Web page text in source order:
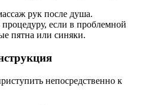
рук после душа.
если в проблемной
пятна или синяки.
непосредственно к